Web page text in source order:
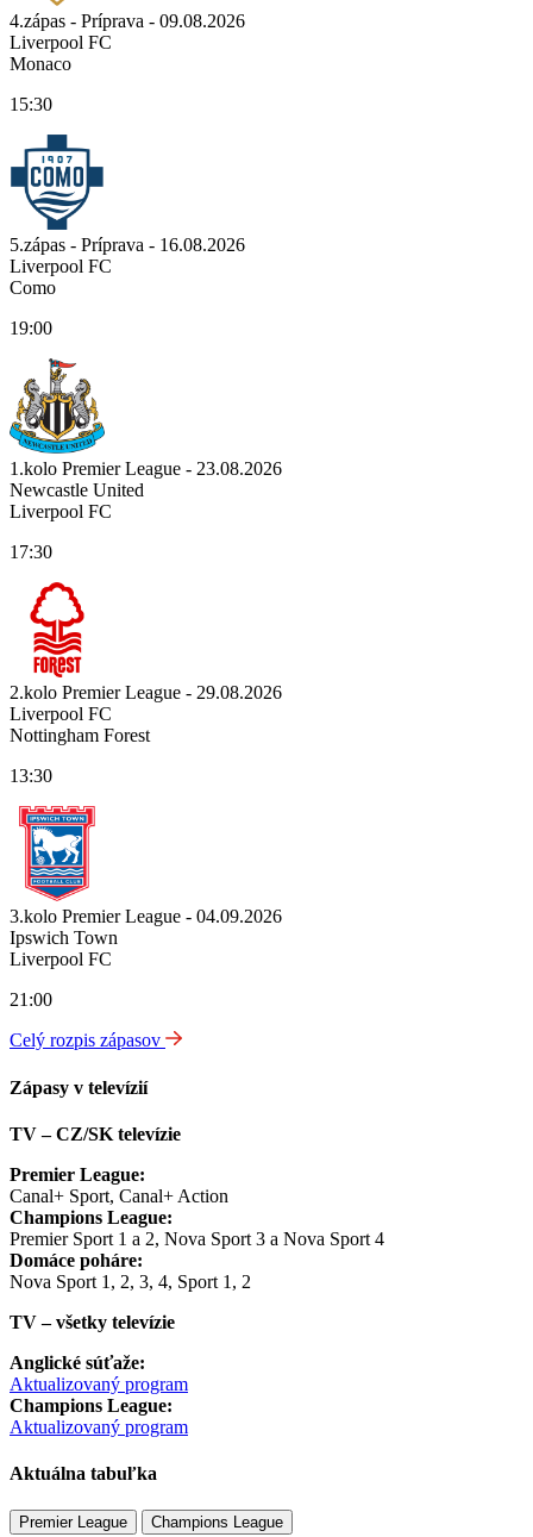
4.zápas - Príprava - 09.08.2026
Liverpool FC
Monaco
15:30
5.zápas - Príprava - 16.08.2026
Liverpool FC
Como
19:00
1.kolo Premier League - 23.08.2026
Newcastle United
Liverpool FC
17:30
2.kolo Premier League - 29.08.2026
Liverpool FC
Nottingham Forest
13:30
3.kolo Premier League - 04.09.2026
Ipswich Town
Liverpool FC
21:00
Celý rozpis zápasov
Zápasy v televízií
TV – CZ/SK televízie
Premier League:
Canal+ Sport, Canal+ Action
Champions League:
Premier Sport 1 a 2, Nova Sport 3 a Nova Sport 4
Domáce poháre:
Nova Sport 1, 2, 3, 4, Sport 1, 2
TV – všetky televízie
Anglické súťaže:
Aktualizovaný program
Champions League:
Aktualizovaný program
Aktuálna tabuľka
Premier League Champions League